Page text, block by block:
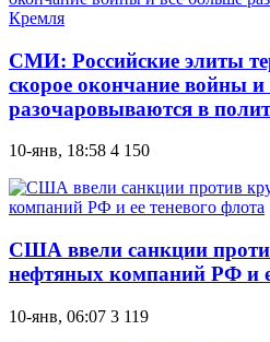
СМИ: Российские элиты
скорое окончание войны и
разочаровываются в
10-янв, 18:58 4 150
США ввели санкции
нефтяных компаний РФ и
10-янв, 06:07 3 119